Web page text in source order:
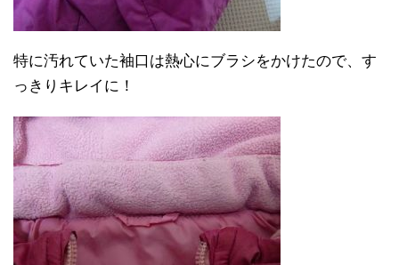
特に汚れていた袖口は熱心にブラシをかけたので、す
っきりキレイに！